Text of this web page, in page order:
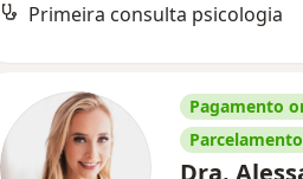
Primeira consulta psicologia
Pagamento